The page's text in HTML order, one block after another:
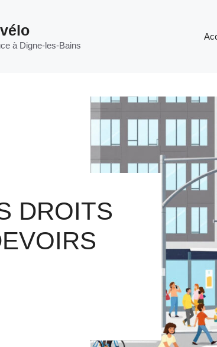
à Digne-les-Bains
DROITS